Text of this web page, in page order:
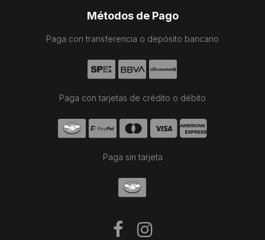
Métodos de Pago
Paga con transferencia o depósito bancario
Paga con tarjetas de crédito o débito
Paga sin tarjeta